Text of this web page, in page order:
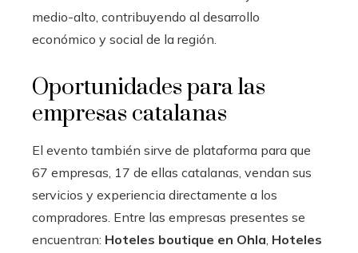
medio-alto, contribuyendo al desarrollo
económico y social de la región.
Oportunidades para las
empresas catalanas
El evento también sirve de plataforma para que
67 empresas, 17 de ellas catalanas, vendan sus
servicios y experiencia directamente a los
compradores. Entre las empresas presentes se
encuentran: Hoteles boutique en Ohla, Hoteles